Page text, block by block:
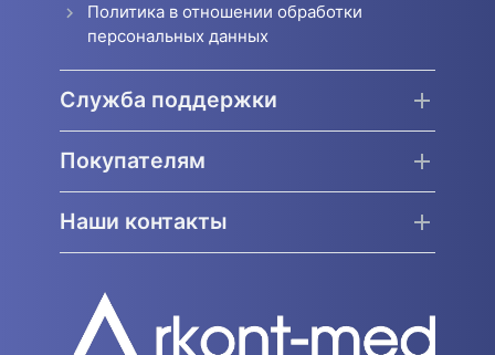
Политика в отношении обработки
персональных данных
Служба поддержки
Покупателям
Наши контакты